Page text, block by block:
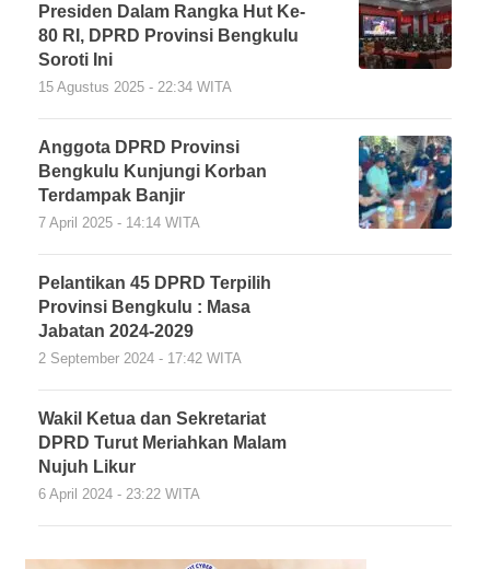
Presiden Dalam Rangka Hut Ke-
80 RI, DPRD Provinsi Bengkulu
Soroti Ini
15 Agustus 2025 - 22:34 WITA
Anggota DPRD Provinsi
Bengkulu Kunjungi Korban
Terdampak Banjir
7 April 2025 - 14:14 WITA
Pelantikan 45 DPRD Terpilih
Provinsi Bengkulu : Masa
Jabatan 2024-2029
2 September 2024 - 17:42 WITA
Wakil Ketua dan Sekretariat
DPRD Turut Meriahkan Malam
Nujuh Likur
6 April 2024 - 23:22 WITA